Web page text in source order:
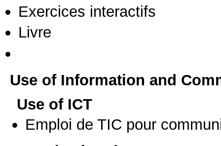
Exercices interactifs
Livre
Use of Information and
Use of ICT
Emploi de TIC pour